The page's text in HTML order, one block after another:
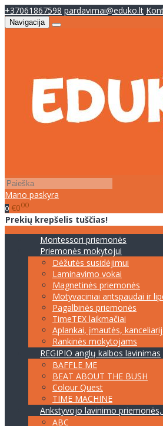
+37061867598 pardavimai@eduko.lt
Navigacija
Mano paskyra
0 €000
Prekių krepšelis tuščias!
Montessori priemonės
Priemonės mokytojui
Dėžutės susidėjimui
Laminavimo vokai
Magnetinės priemonės
Motyvaciniai antspaudai ir
Pagalbinės priemonės
TimeTEX laikmačiai
Aplankai, įmautės,
Rankinės mokytojams
REGIPIO anglų kalbos lavinimas
BAFFLE ME
BEAT ABOUT THE BUSH
Colour Quest
TIME MACHINE
Ankstyvojo lavinimo priemonės,
ABC